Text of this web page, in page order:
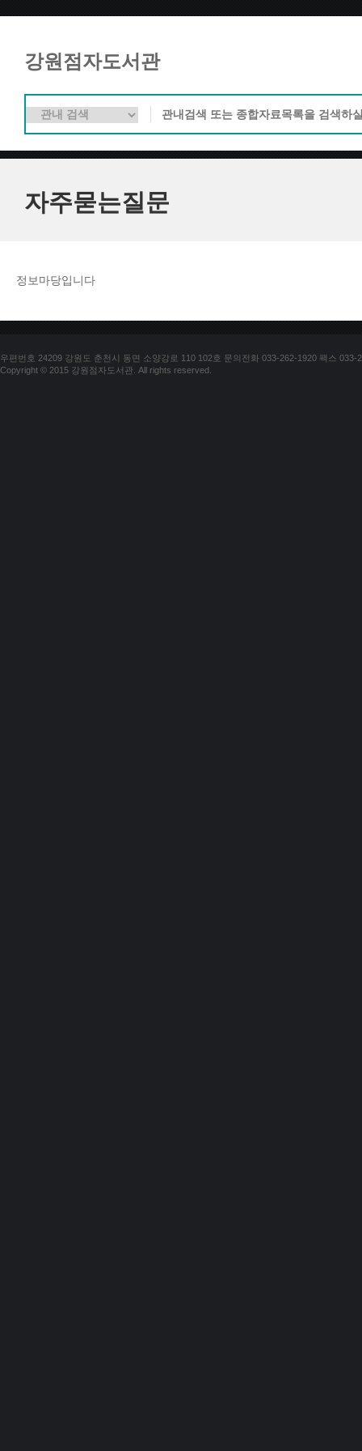
강원점자도서관
자주묻는질문
정보마당입니다
우편번호 24209 강원도 춘천시 동면 소양강로 110 102호 문의전화 033-262-1920 팩스 033-
Copyright © 2015 강원점자도서관. All rights reserved.